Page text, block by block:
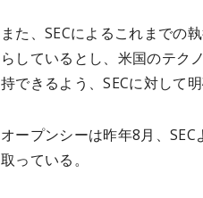
また、SECによるこれまでの
らしているとし、米国のテク
持できるよう、SECに対して
オープンシーは昨年8月、
取っている。